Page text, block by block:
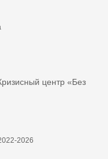
центр «Без
2026